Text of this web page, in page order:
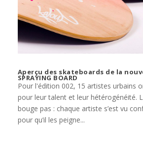
Aperçu des skateboards de la
SPRAYING BOARD
Pour l'édition 002, 15 artistes urbains
pour leur talent et leur hétérogénéité.
bouge pas : chaque artiste s’est vu
pour qu’il les peigne...